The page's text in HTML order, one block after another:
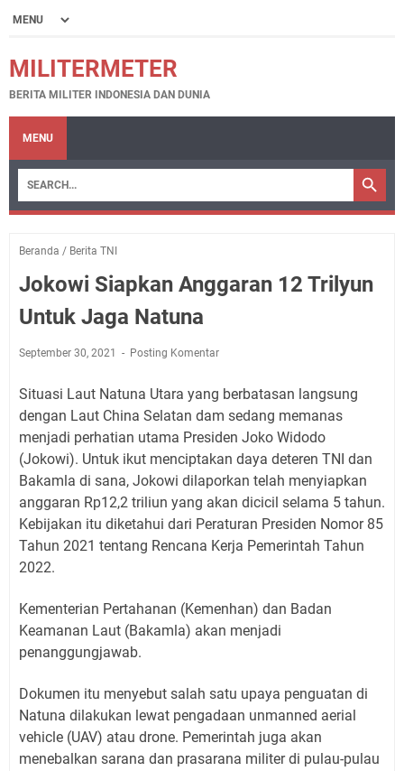
MILITERMETER
BERITA MILITER INDONESIA DAN DUNIA
MENU
Beranda / Berita TNI
Jokowi Siapkan Anggaran 12 Trilyun
Untuk Jaga Natuna
September 30, 2021 Posting Komentar
Situasi Laut Natuna Utara yang berbatasan langsung
dengan Laut China Selatan dam sedang memanas
menjadi perhatian utama Presiden Joko Widodo
(Jokowi). Untuk ikut menciptakan daya deteren TNI dan
Bakamla di sana, Jokowi dilaporkan telah menyiapkan
anggaran Rp12,2 triliun yang akan dicicil selama 5 tahun.
Kebijakan itu diketahui dari Peraturan Presiden Nomor 85
Tahun 2021 tentang Rencana Kerja Pemerintah Tahun
2022.
Kementerian Pertahanan (Kemenhan) dan Badan
Keamanan Laut (Bakamla) akan menjadi
penanggungjawab.
Dokumen itu menyebut salah satu upaya penguatan di
Natuna dilakukan lewat pengadaan unmanned aerial
vehicle (UAV) atau drone. Pemerintah juga akan
menebalkan sarana dan prasarana militer di pulau-pulau